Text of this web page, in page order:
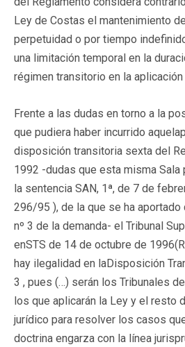
Ley de Costas el mantenimiento
perpetuidad o por tiempo
una limitación temporal en la
régimen transitorio en la aplicación
Frente a las dudas en torno a la
que pudiera haber incurrido
disposición transitoria sexta del
1992 -dudas que esta misma
la sentencia SAN, 1ª, de 7 de
296/95 ), de la que se ha
nº 3 de la demanda- el Tribunal
enSTS de 14 de octubre de
hay ilegalidad en laDisposición
3 , pues (…) serán los Tribunales
los que aplicarán la Ley y el resto
jurídico para resolver los casos
doctrina engarza con la línea